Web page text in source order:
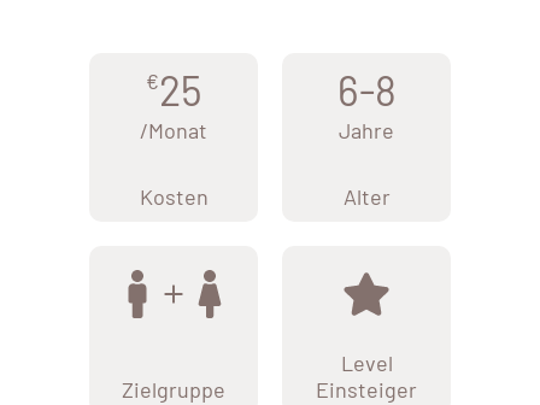
€25
/Monat
Kosten
6-8
Jahre
Alter
Zielgruppe
Level
Einsteiger